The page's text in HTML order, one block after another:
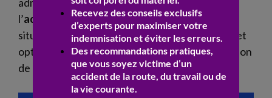
l’accident . Un professionnel dudroitanalyse la
situation, oriente lavictimedans laprocédure
et
optimise la demande d’indemnisationen fonction
de la
applicable dans lepaysconcerné.